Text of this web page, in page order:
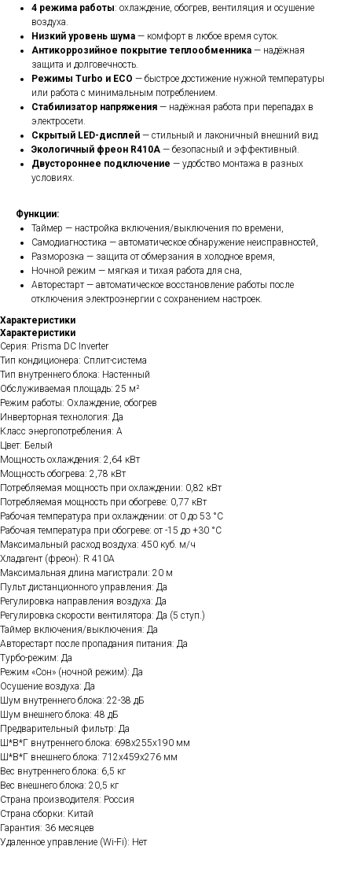
4 режима работы: охлаждение, обогрев, вентиляция и осушение
воздуха.
Низкий уровень шума — комфорт в любое время суток.
Антикоррозийное покрытие теплообменника — надёжная
защита и долговечность.
Режимы Turbo и ECO — быстрое достижение нужной температуры
или работа с минимальным потреблением.
Стабилизатор напряжения — надёжная работа при перепадах в
электросети.
Скрытый LED-дисплей — стильный и лаконичный внешний вид.
Экологичный фреон R410A — безопасный и эффективный.
Двустороннее подключение — удобство монтажа в разных
условиях.
Функции:
Таймер — настройка включения/выключения по времени,
Самодиагностика — автоматическое обнаружение неисправностей,
Разморозка — защита от обмерзания в холодное время,
Ночной режим — мягкая и тихая работа для сна,
Авторестарт — автоматическое восстановление работы после
отключения электроэнергии с сохранением настроек.
Характеристики
Характеристики
Серия: Prisma DC Inverter
Тип кондиционера: Сплит-система
Тип внутреннего блока: Настенный
Обслуживаемая площадь: 25 м²
Режим работы: Охлаждение, обогрев
Инверторная технология: Да
Класс энергопотребления: A
Цвет: Белый
Мощность охлаждения: 2,64 кВт
Мощность обогрева: 2,78 кВт
Потребляемая мощность при охлаждении: 0,82 кВт
Потребляемая мощность при обогреве: 0,77 кВт
Рабочая температура при охлаждении: от 0 до 53 °C
Рабочая температура при обогреве: от -15 до +30 °C
Максимальный расход воздуха: 450 куб. м/ч
Хладагент (фреон): R 410A
Максимальная длина магистрали: 20 м
Пульт дистанционного управления: Да
Регулировка направления воздуха: Да
Регулировка скорости вентилятора: Да (5 ступ.)
Таймер включения/выключения: Да
Авторестарт после пропадания питания: Да
Турбо-режим: Да
Режим «Сон» (ночной режим): Да
Осушение воздуха: Да
Шум внутреннего блока: 22-38 дБ
Шум внешнего блока: 48 дБ
Предварительный фильтр: Да
Ш*В*Г внутреннего блока: 698х255x190 мм
Ш*В*Г внешнего блока: 712x459x276 мм
Вес внутреннего блока: 6,5 кг
Вес внешнего блока: 20,5 кг
Страна производителя: Россия
Страна сборки: Китай
Гарантия: 36 месяцев
Удаленное управление (Wi-Fi): Нет